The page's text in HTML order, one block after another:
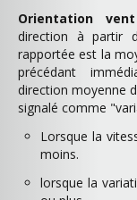
Orientation
direction à partir
rapportée est la
précédant
direction moyenne
signalé comme
Lorsque la
moins.
lorsque la